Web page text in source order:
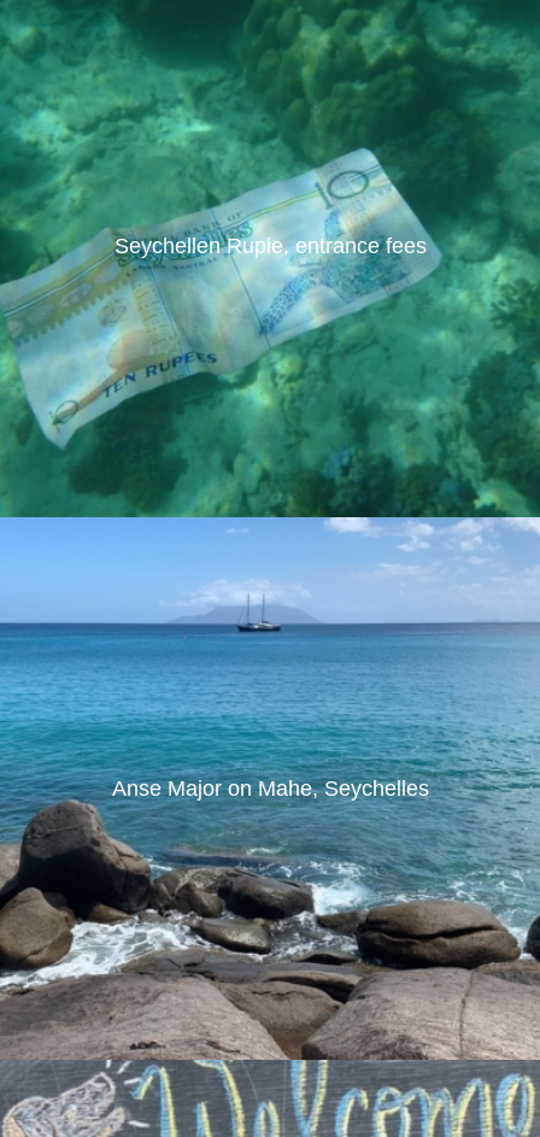
Seychellen Rupie, entrance fees
Anse Major on Mahe, Seychelles